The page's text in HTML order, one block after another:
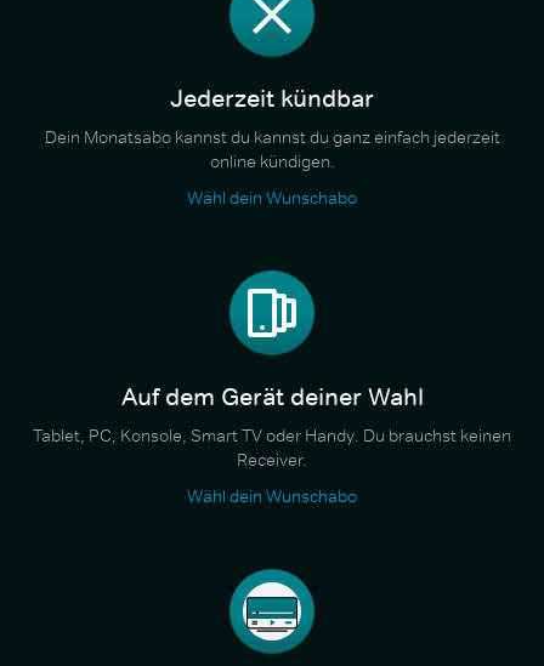
Jederzeit kündbar
Dein Monatsabo kannst du kannst du ganz einfach jederzeit
online kündigen.
Wähl dein Wunschabo
Auf dem Gerät deiner Wahl
Tablet, PC, Konsole, Smart TV oder Handy. Du brauchst keinen
Receiver.
Wähl dein Wunschabo